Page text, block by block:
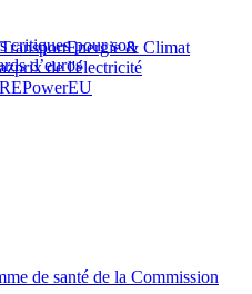
critiques pour son
d’euros
Energie & Climat
prix de l'électricité
REPowerEU
de santé de la Commission